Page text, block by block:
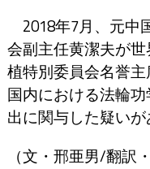
2018年7月、元中
会副主任黄潔夫が
植特別委員会名誉
国内における法輪
出に関与した疑いが
（文・邢亜男/翻訳